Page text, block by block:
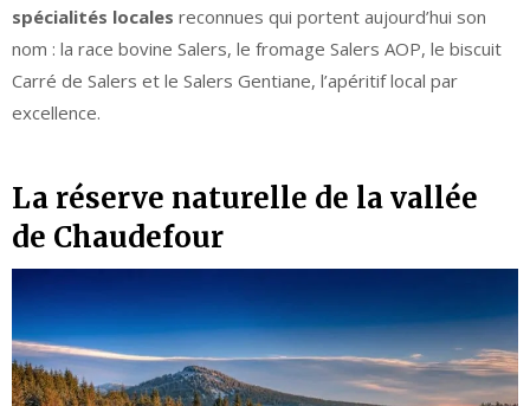
spécialités locales reconnues qui portent aujourd’hui son
nom : la race bovine Salers, le fromage Salers AOP, le biscuit
Carré de Salers et le Salers Gentiane, l’apéritif local par
excellence.
La réserve naturelle de la vallée
de Chaudefour